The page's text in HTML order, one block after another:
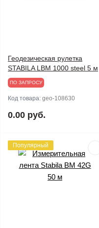
Геодезическая рулетка
STABILA LBM 1000 steel 5 м
ПО ЗАПРОСУ
Код товара: geo-108630
0.00 руб.
Популярный